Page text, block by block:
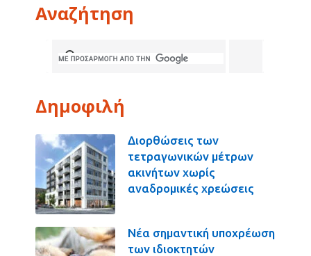
Αναζήτηση
Δημοφιλή
Διορθώσεις των
τετραγωνικών μέτρων
ακινήτων χωρίς
αναδρομικές χρεώσεις
Νέα σημαντική υποχρέωση
των ιδιοκτητών